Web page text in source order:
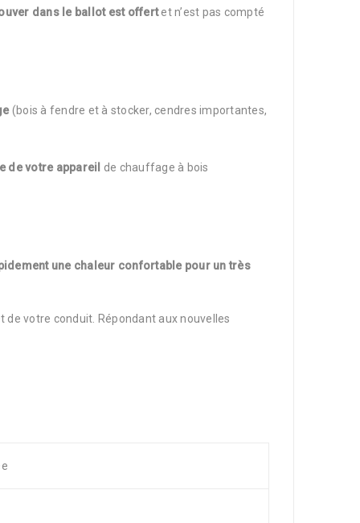
dans le ballot est offertet n’est pas compté
(bois à fendre et à stocker, cendres importantes,
de votre appareil de chauffage à bois
une chaleur confortable pour un très
votre conduit. Répondant aux nouvelles